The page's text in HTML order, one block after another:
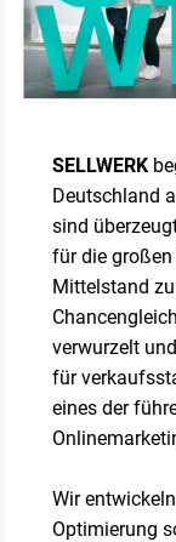
SELLWERK
Deutschland
sind
für die
Mittelstand
verwurzelt
für
eines der
Wir
Optimierung